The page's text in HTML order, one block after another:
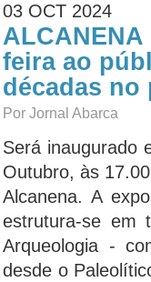
03 OCT 2024
feira ao
décadas no
Por Jornal Abarca
Será inaugurado
Outubro, às
Alcanena. A
estrutura-se em
Arqueologia -
desde o